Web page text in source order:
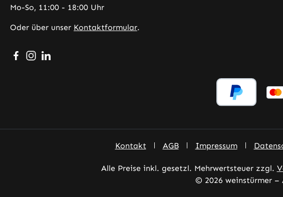
Mo-So, 11:00 - 18:00 Uhr
Oder über unser Kontaktformular.
Besuche uns auf Facebook – öffnet in neuem Tab (externer Link)
Schau auf Instagram vorbei – öffnet in neuem Tab (externer Link)
Vernetze dich mit uns auf LinkedIn – öffnet in neuem Tab
Kontakt AGB Impressum
Alle Preise inkl. gesetzl. Mehrwertsteuer zzgl.
© 2026 weinstürmer –